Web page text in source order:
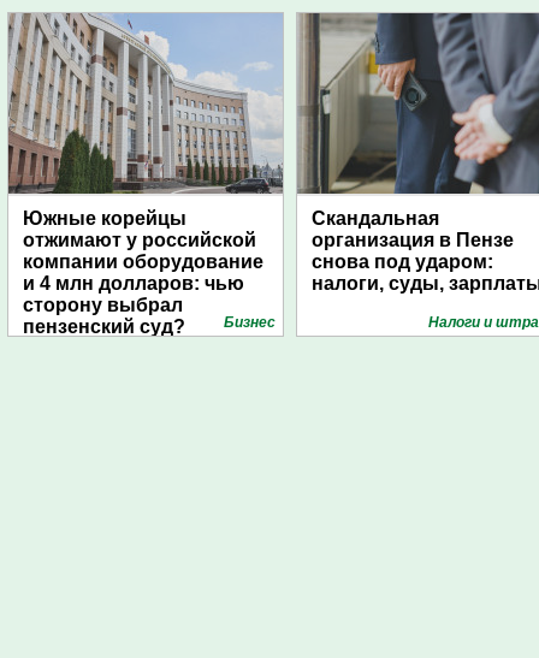
Южные корейцы
отжимают у российской
компании оборудование
и 4 млн долларов: чью
сторону выбрал
пензенский суд?
Бизнес
Скандальная
организация в Пензе
снова под ударом:
налоги, суды,
Налоги и